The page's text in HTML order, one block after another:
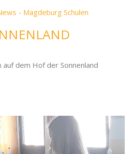
- Magdeburg Schulen
dem Hof der Sonnenland